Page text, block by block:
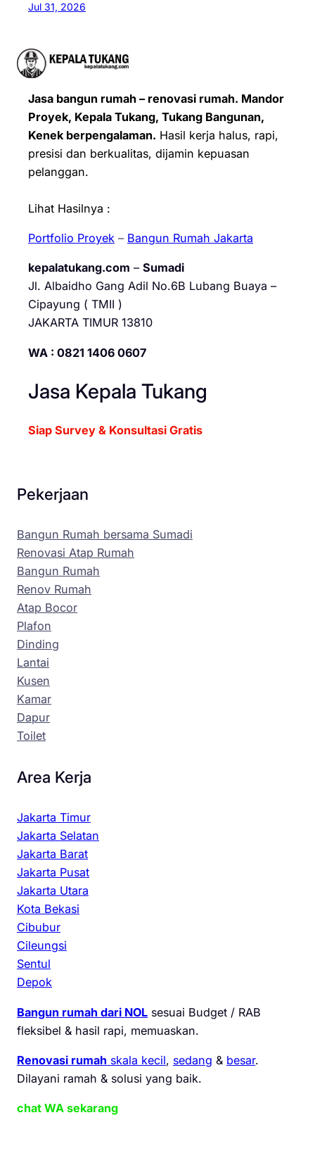
Jul 31, 2026
Jasa bangun rumah – renovasi rumah. Mandor
Proyek, Kepala Tukang, Tukang Bangunan,
Kenek berpengalaman. Hasil kerja halus, rapi,
presisi dan berkualitas, dijamin kepuasan
pelanggan.
Lihat Hasilnya :
Portfolio Proyek – Bangun Rumah Jakarta
kepalatukang.com – Sumadi
Jl. Albaidho Gang Adil No.6B Lubang Buaya –
Cipayung ( TMII )
JAKARTA TIMUR 13810
WA : 0821 1406 0607
Jasa Kepala Tukang
Siap Survey & Konsultasi Gratis
Pekerjaan
Bangun Rumah bersama Sumadi
Renovasi Atap Rumah
Bangun Rumah
Renov Rumah
Atap Bocor
Plafon
Dinding
Lantai
Kusen
Kamar
Dapur
Toilet
Area Kerja
Jakarta Timur
Jakarta Selatan
Jakarta Barat
Jakarta Pusat
Jakarta Utara
Kota Bekasi
Cibubur
Cileungsi
Sentul
Depok
Bangun rumah dari NOL sesuai Budget / RAB
fleksibel & hasil rapi, memuaskan.
Renovasi rumah skala kecil, sedang & besar.
Dilayani ramah & solusi yang baik.
chat WA sekarang